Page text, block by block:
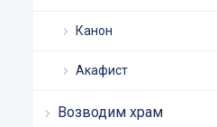
Канон
Акафист
Возводим храм